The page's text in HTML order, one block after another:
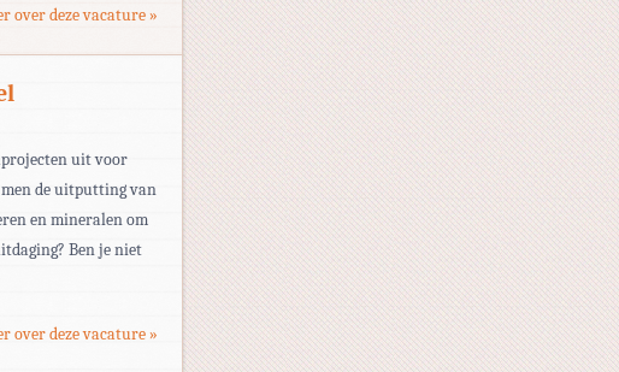
over deze vacature »
uit voor
de uitputting van
en mineralen om
Ben je niet
over deze vacature »